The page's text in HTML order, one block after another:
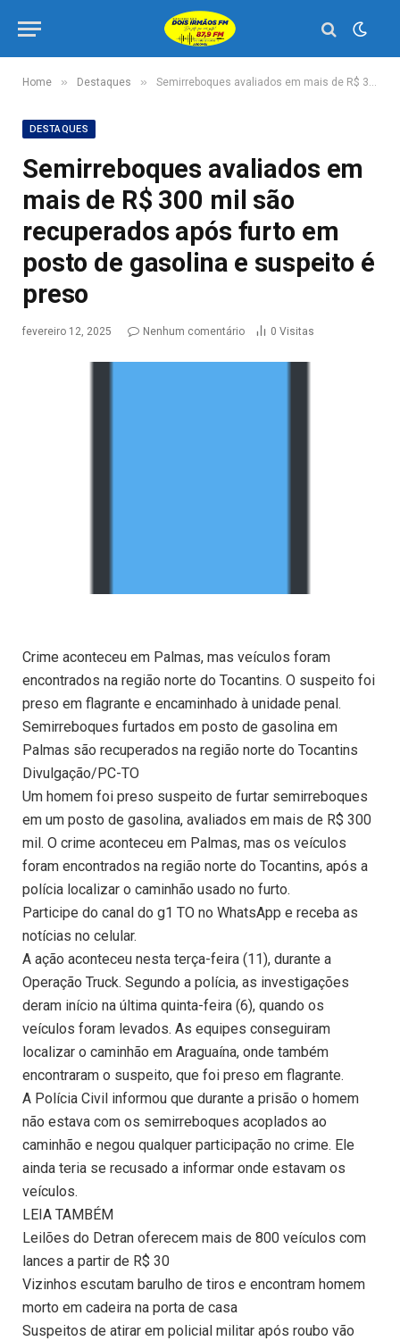
Home » Destaques » Semirreboques avaliados em mais de R$ 300 mil são recuperados após furto em posto de gasolina e suspeito é preso
DESTAQUES
Semirreboques avaliados em
mais de R$ 300 mil são
recuperados após furto em
posto de gasolina e suspeito é
preso
fevereiro 12, 2025 Nenhum comentário 0 Visitas
Crime aconteceu em Palmas, mas veículos foram
encontrados na região norte do Tocantins. O suspeito foi
preso em flagrante e encaminhado à unidade penal.
Semirreboques furtados em posto de gasolina em
Palmas são recuperados na região norte do Tocantins
Divulgação/PC-TO
Um homem foi preso suspeito de furtar semirreboques
em um posto de gasolina, avaliados em mais de R$ 300
mil. O crime aconteceu em Palmas, mas os veículos
foram encontrados na região norte do Tocantins, após a
polícia localizar o caminhão usado no furto.
Participe do canal do g1 TO no WhatsApp e receba as
notícias no celular.
A ação aconteceu nesta terça-feira (11), durante a
Operação Truck. Segundo a polícia, as investigações
deram início na última quinta-feira (6), quando os
veículos foram levados. As equipes conseguiram
localizar o caminhão em Araguaína, onde também
encontraram o suspeito, que foi preso em flagrante.
A Polícia Civil informou que durante a prisão o homem
não estava com os semirreboques acoplados ao
caminhão e negou qualquer participação no crime. Ele
ainda teria se recusado a informar onde estavam os
veículos.
LEIA TAMBÉM
Leilões do Detran oferecem mais de 800 veículos com
lances a partir de R$ 30
Vizinhos escutam barulho de tiros e encontram homem
morto em cadeira na porta de casa
Suspeitos de atirar em policial militar após roubo vão